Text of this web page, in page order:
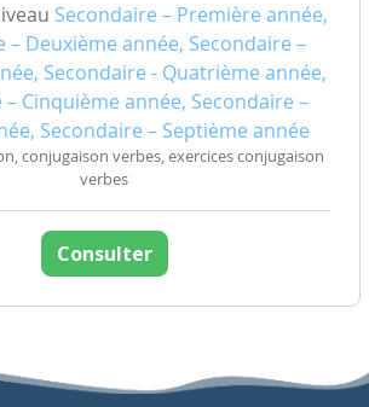
Secondaire – Première année,
– Deuxième année, Secondaire –
Secondaire - Quatrième année,
– Cinquième année, Secondaire –
Secondaire – Septième année
conjugaison verbes, exercices conjugaison
verbes
Consulter